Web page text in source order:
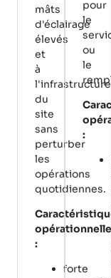
mâts
d'éclairage
élevés
et
à
l'infrastructure
du
site
sans
perturber
les
opérations
quotidiennes.
:
forte
pour
le
ou
le
: